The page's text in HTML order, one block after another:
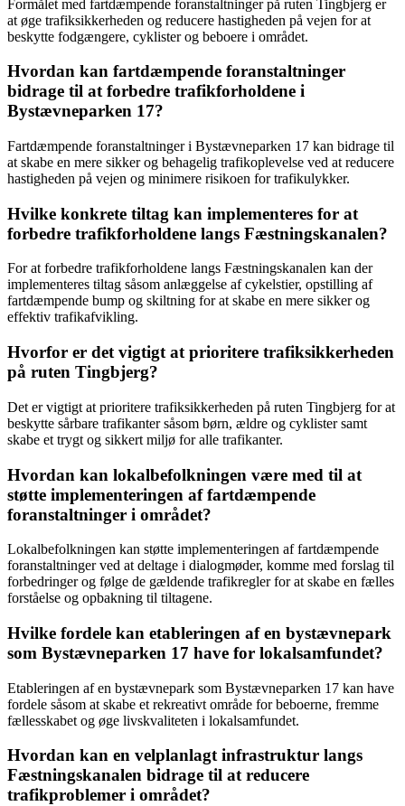
Formålet med fartdæmpende foranstaltninger på ruten Tingbjerg er
at øge trafiksikkerheden og reducere hastigheden på vejen for at
beskytte fodgængere, cyklister og beboere i området.
Hvordan kan fartdæmpende foranstaltninger
bidrage til at forbedre trafikforholdene i
Bystævneparken 17?
Fartdæmpende foranstaltninger i Bystævneparken 17 kan bidrage til
at skabe en mere sikker og behagelig trafikoplevelse ved at reducere
hastigheden på vejen og minimere risikoen for trafikulykker.
Hvilke konkrete tiltag kan implementeres for at
forbedre trafikforholdene langs Fæstningskanalen?
For at forbedre trafikforholdene langs Fæstningskanalen kan der
implementeres tiltag såsom anlæggelse af cykelstier, opstilling af
fartdæmpende bump og skiltning for at skabe en mere sikker og
effektiv trafikafvikling.
Hvorfor er det vigtigt at prioritere trafiksikkerheden
på ruten Tingbjerg?
Det er vigtigt at prioritere trafiksikkerheden på ruten Tingbjerg for at
beskytte sårbare trafikanter såsom børn, ældre og cyklister samt
skabe et trygt og sikkert miljø for alle trafikanter.
Hvordan kan lokalbefolkningen være med til at
støtte implementeringen af fartdæmpende
foranstaltninger i området?
Lokalbefolkningen kan støtte implementeringen af fartdæmpende
foranstaltninger ved at deltage i dialogmøder, komme med forslag til
forbedringer og følge de gældende trafikregler for at skabe en fælles
forståelse og opbakning til tiltagene.
Hvilke fordele kan etableringen af en bystævnepark
som Bystævneparken 17 have for lokalsamfundet?
Etableringen af en bystævnepark som Bystævneparken 17 kan have
fordele såsom at skabe et rekreativt område for beboerne, fremme
fællesskabet og øge livskvaliteten i lokalsamfundet.
Hvordan kan en velplanlagt infrastruktur langs
Fæstningskanalen bidrage til at reducere
trafikproblemer i området?